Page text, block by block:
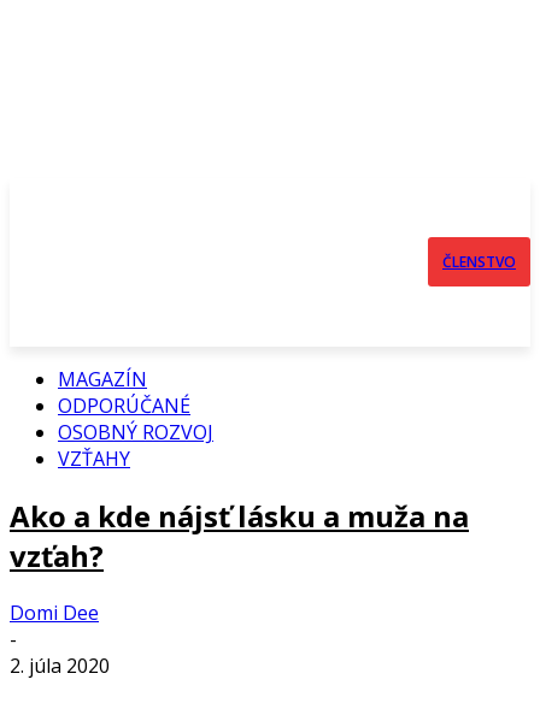
ČLENSTVO
MAGAZÍN
ODPORÚČANÉ
OSOBNÝ ROZVOJ
VZŤAHY
Ako a kde nájsť lásku a muža na
vzťah?
Domi Dee
-
2. júla 2020